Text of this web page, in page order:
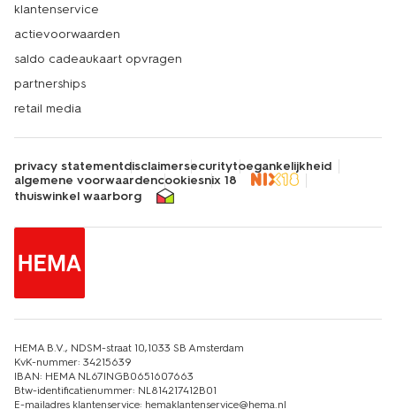
klantenservice
actievoorwaarden
saldo cadeaukaart opvragen
partnerships
retail media
privacy statementdisclaimersecuritytoegankelijkheid
algemene voorwaardencookiesnix 18
thuiswinkel waarborg
HEMA B.V., NDSM-straat 10,1033 SB Amsterdam
KvK-nummer: 34215639
IBAN: HEMA NL67INGB0651607663
Btw-identificatienummer: NL814217412B01
E-mailadres klantenservice: hemaklantenservice@hema.nl